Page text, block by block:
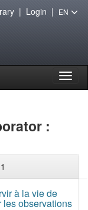
| Login | EN
:
à la vie de
les observations